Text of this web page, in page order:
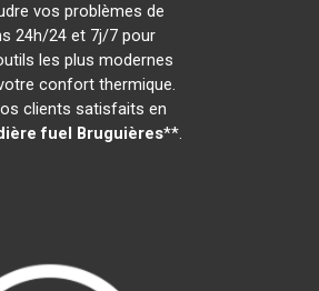
vos problèmes de
24h/24 et 7j/7 pour
les plus modernes
confort thermique.
clients satisfaits en
fuel Bruguières**.